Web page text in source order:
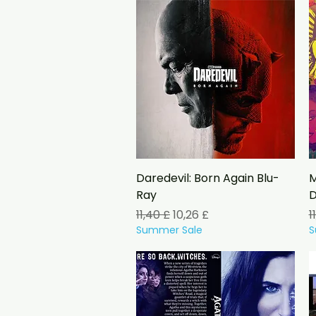
Vista rapida
Daredevil: Born Again Blu-
Ray
Prezzo regolare
11,40 £Prezzo scontato
10,26 £
Summer Sale